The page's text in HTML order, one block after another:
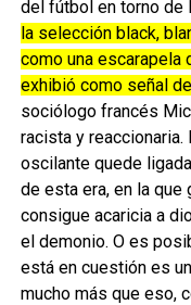
del fútbol en torno de
la selección black,
como una escarapela
exhibió como señal
sociólogo francés
racista y
oscilante quede
de esta era, en la
consigue acaricia a
el demonio. O es
está en cuestión es
mucho más que eso,